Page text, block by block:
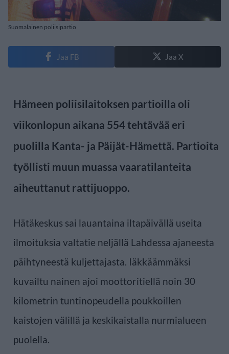
Suomalainen poliisipartio
Jaa FB Jaa X
Hämeen poliisilaitoksen partioilla oli
viikonlopun aikana 554 tehtävää eri
puolilla Kanta- ja Päijät-Hämettä. Partioita
työllisti muun muassa vaaratilanteita
aiheuttanut rattijuoppo.
Hätäkeskus sai lauantaina iltapäivällä useita
ilmoituksia valtatie neljällä Lahdessa ajaneesta
päihtyneestä kuljettajasta. Iäkkäämmäksi
kuvailtu nainen ajoi moottoritiellä noin 30
kilometrin tuntinopeudella poukkoillen
kaistojen välillä ja keskikaistalla nurmialueen
puolella.